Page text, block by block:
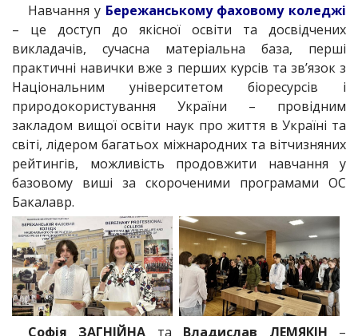
Навчання у Бережанському фаховому коледжі
– це доступ до якісної освіти та досвідчених
викладачів, сучасна матеріальна база, перші
практичні навички вже з перших курсів та зв’язок з
Національним університетом біоресурсів і
природокористування України – провідним
закладом вищої освіти наук про життя в Україні та
світі, лідером багатьох міжнародних та вітчизняних
рейтингів, можливість продовжити навчання у
базовому виші за скороченими програмами ОС
Бакалавр.
Софія ЗАГНІЙНА та Владислав ЛЕМЯКІН –